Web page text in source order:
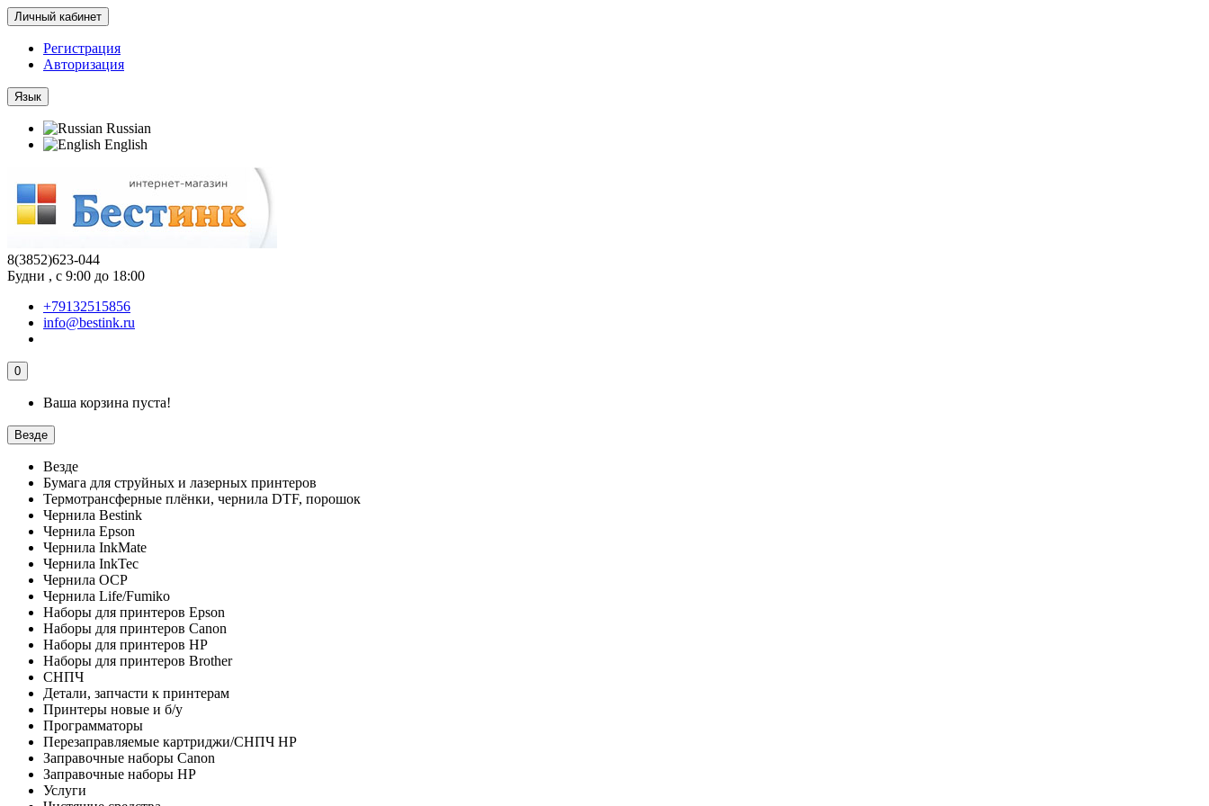
Личный кабинет
Регистрация
Авторизация
Язык
Russian
English
8(3852)623-044
Будни , с 9:00 до 18:00
+79132515856
info@bestink.ru
0
Ваша корзина пуста!
Везде
Везде
Бумага для струйных и лазерных принтеров
Термотрансферные плёнки, чернила DTF, порошок
Чернила Bestink
Чернила Epson
Чернила InkMate
Чернила InkTec
Чернила OCP
Чернила Life/Fumiko
Наборы для принтеров Epson
Наборы для принтеров Canon
Наборы для принтеров HP
Наборы для принтеров Brother
СНПЧ
Детали, запчасти к принтерам
Принтеры новые и б/у
Программаторы
Перезаправляемые картриджи/СНПЧ HP
Заправочные наборы Canon
Заправочные наборы HP
Услуги